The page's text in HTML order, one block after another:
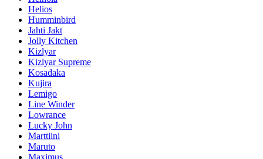
Helios
Humminbird
Jahti Jakt
Jolly Kitchen
Kizlyar
Kizlyar Supreme
Kosadaka
Kujira
Lemigo
Line Winder
Lowrance
Lucky John
Marttiini
Maruto
Maximus